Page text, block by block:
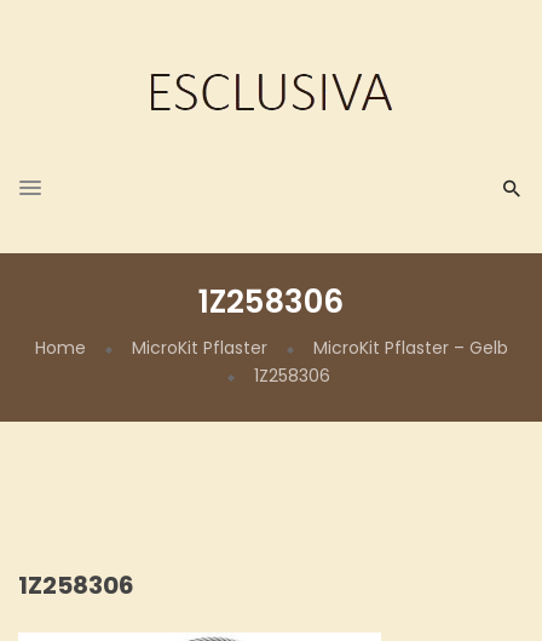
1Z258306
Home MicroKit Pflaster
MicroKit Pflaster – Gelb
1Z258306
1Z258306